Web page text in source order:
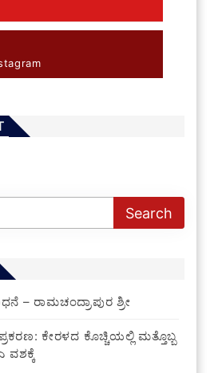
– ರಾಮಚಂದ್ರಾಪುರ ಶ್ರೀ
ಕೇರಳದ ಕೊಚ್ಚಿಯಲ್ಲಿ ಮತ್ತೊಬ್ಬ